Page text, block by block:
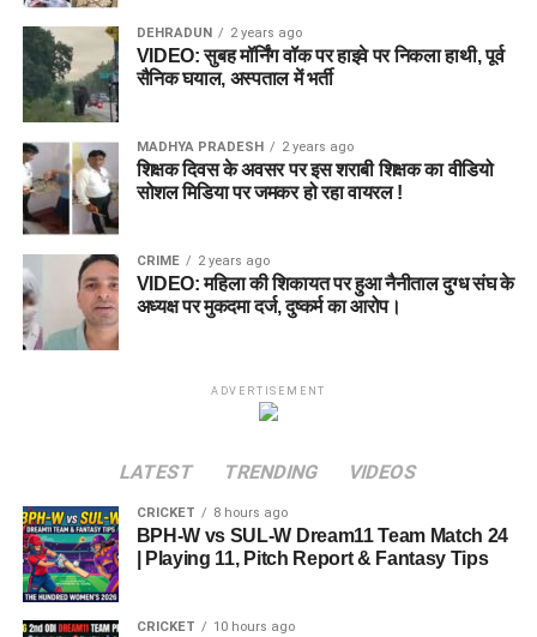
DEHRADUN 2 years ago
VIDEO: सुबह मॉर्निंग वॉक पर हाइवे पर निकला हाथी, पूर्व
सैनिक घयाल, अस्पताल में भर्ती
MADHYA PRADESH 2 years ago
शिक्षक दिवस के अवसर पर इस शराबी शिक्षक का वीडियो
सोशल मिडिया पर जमकर हो रहा वायरल !
CRIME 2 years ago
VIDEO: महिला की शिकायत पर हुआ नैनीताल दुग्ध संघ के
अध्यक्ष पर मुकदमा दर्ज, दुष्कर्म का आरोप।
ADVERTISEMENT
LATEST TRENDING VIDEOS
CRICKET 8 hours ago
BPH-W vs SUL-W Dream11 Team Match 24
| Playing 11, Pitch Report & Fantasy Tips
CRICKET 10 hours ago